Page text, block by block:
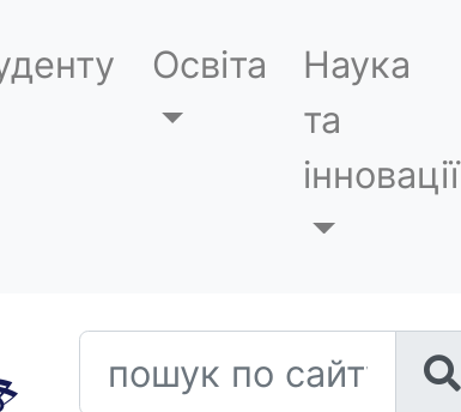
Освіта
Наука
та
інновації
пошук по сайту